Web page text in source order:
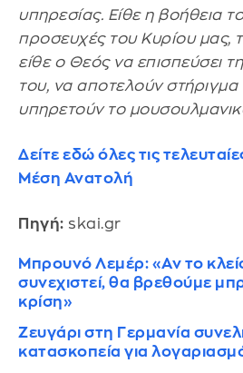
υπηρεσίας. Είθε η βοήθεια
προσευχές του Κυρίου μας,
είθε ο Θεός να επισπεύσει
του, να αποτελούν στήριγμα
υπηρετούν το
Δείτε εδώ όλες τις
Μέση Ανατολή
Πηγή: skai.gr
Μπρουνό Λεμέρ: «Αν το
συνεχιστεί, θα βρεθούμε
κρίση»
Ζευγάρι στη Γερμανία
κατασκοπεία για